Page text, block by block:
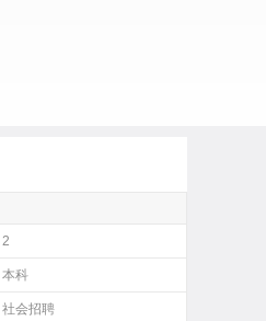
2
本科
社会招聘